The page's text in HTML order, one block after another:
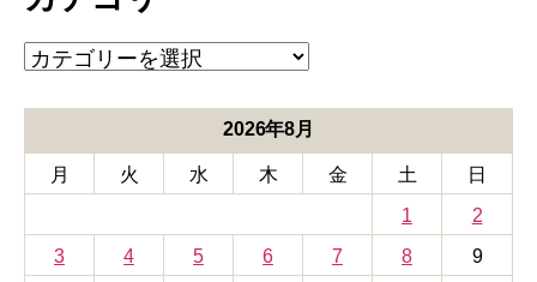
カ
テ
ー
2026年8月
月 火 水 木 金 土
日
1
2
3
4 5 6 7 8
9